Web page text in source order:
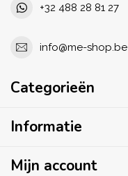
+32 488 28 81 27
info@me-shop.be
Categorieën
Informatie
Mijn account